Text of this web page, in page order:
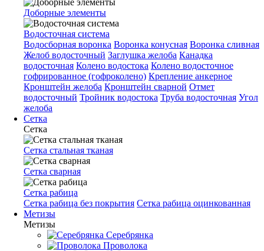
Доборные элементы
Водосточная система
Водосборная воронка Воронка конусная Воронка сливная
Желоб водосточный Заглушка желоба Канадка
водосточная Колено водостока Колено водосточное
гофрированное (гофроколено) Крепление анкерное
Кронштейн желоба Кронштейн сварной Отмет
водосточный Тройник водостока Труба водосточная Угол
желоба
Сетка
Сетка
Сетка стальная тканая
Сетка сварная
Сетка рабица
Сетка рабица без покрытия Сетка рабица оцинкованная
Метизы
Метизы
Серебрянка
Проволока